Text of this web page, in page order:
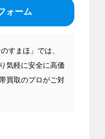
ォーム
すまほ」では、
気軽に安全に高価
買取のプロがご対